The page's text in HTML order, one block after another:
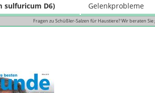
Fragen zu Schüßler-Salzen für Haustiere? Wir beraten Sie
sulfuricum D6)
Gelenkprobleme